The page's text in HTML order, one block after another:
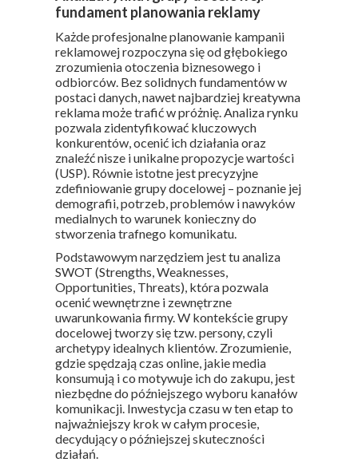
fundament planowania reklamy
Każde profesjonalne planowanie kampanii
reklamowej rozpoczyna się od głębokiego
zrozumienia otoczenia biznesowego i
odbiorców. Bez solidnych fundamentów w
postaci danych, nawet najbardziej kreatywna
reklama może trafić w próżnię. Analiza rynku
pozwala zidentyfikować kluczowych
konkurentów, ocenić ich działania oraz
znaleźć nisze i unikalne propozycje wartości
(USP). Równie istotne jest precyzyjne
zdefiniowanie grupy docelowej – poznanie jej
demografii, potrzeb, problemów i nawyków
medialnych to warunek konieczny do
stworzenia trafnego komunikatu.
Podstawowym narzędziem jest tu analiza
SWOT (Strengths, Weaknesses,
Opportunities, Threats), która pozwala
ocenić wewnętrzne i zewnętrzne
uwarunkowania firmy. W kontekście grupy
docelowej tworzy się tzw. persony, czyli
archetypy idealnych klientów. Zrozumienie,
gdzie spędzają czas online, jakie media
konsumują i co motywuje ich do zakupu, jest
niezbędne do późniejszego wyboru kanałów
komunikacji. Inwestycja czasu w ten etap to
najważniejszy krok w całym procesie,
decydujący o późniejszej skuteczności
działań.